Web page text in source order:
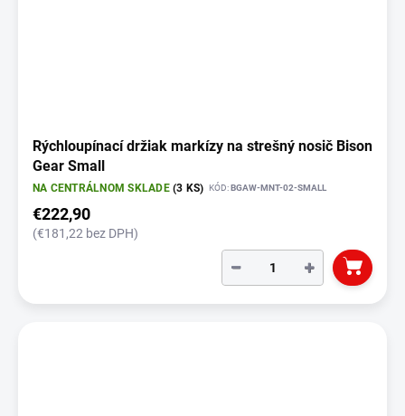
Rýchloupínací držiak markízy na strešný nosič Bison
Gear Small
NA CENTRÁLNOM SKLADE(3 KS) KÓD:BGAW-MNT-02-SMALL
€222,90
(€181,22 bez DPH)
+
−